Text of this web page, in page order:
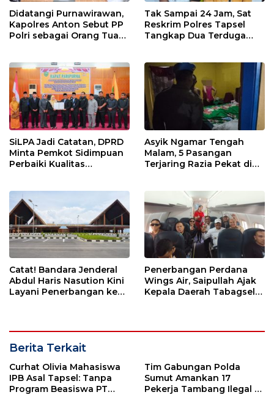
Didatangi Purnawirawan,
Kapolres Anton Sebut PP
Polri sebagai Orang Tua
Tak Sampai 24 Jam, Sat
Reskrim Polres Tapsel
Tangkap Dua Terduga
SiLPA Jadi Catatan, DPRD
Minta Pemkot Sidimpuan
Perbaiki Kualitas
Asyik Ngamar Tengah
Malam, 5 Pasangan
Terjaring Razia Pekat di
Catat! Bandara Jenderal
Abdul Haris Nasution Kini
Layani Penerbangan ke
Penerbangan Perdana
Wings Air, Saipullah Ajak
Kepala Daerah Tabagsel
Berita Terkait
Curhat Olivia Mahasiswa
IPB Asal Tapsel: Tanpa
Program Beasiswa PT
Tim Gabungan Polda
Sumut Amankan 17
Pekerja Tambang Ilegal di